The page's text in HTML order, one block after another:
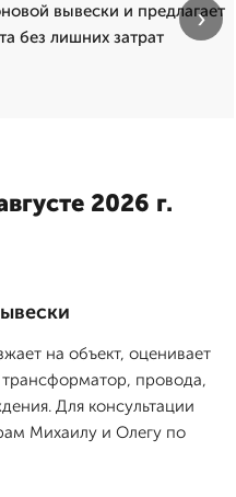
вывески и предлагает
без лишних затрат
›
2026 г.
на объект, оценивает
трансформатор, провода,
Для консультации
Михаилу и Олегу по